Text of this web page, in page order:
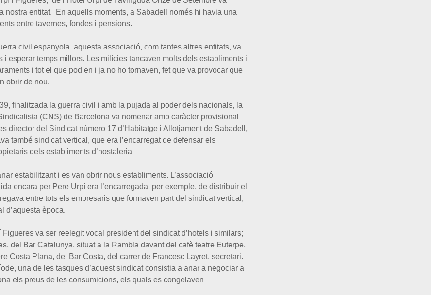
nostra entitat. En aquells moments, a Sabadell només hi havia una
entre tavernes, fondes i pensions.
civil espanyola, aquesta associació, com tantes altres entitats, va
i esperar temps millors. Les milícies tancaven molts dels establiments i
i tot el que podien i ja no ho tornaven, fet que va provocar que
obrir de nou.
finalitzada la guerra civil i amb la pujada al poder dels nacionals, la
(CNS) de Barcelona va nomenar amb caràcter provisional
director del Sindicat número 17 d’Habitatge i Allotjament de Sabadell,
també sindicat vertical, que era l’encarregat de defensar els
dels establiments d’hostaleria.
estabilitzant i es van obrir nous establiments. L’associació
encara per Pere Urpí era l’encarregada, per exemple, de distribuir el
entre tots els empresaris que formaven part del sindicat vertical,
d’aquesta època.
Figueres va ser reelegit vocal president del sindicat d’hotels i similars;
del Bar Catalunya, situat a la Rambla davant del cafè teatre Euterpe,
Costa Plana, del Bar Costa, del carrer de Francesc Layret, secretari.
una de les tasques d’aquest sindicat consistia a anar a negociar a
els preus de les consumicions, els quals es congelaven